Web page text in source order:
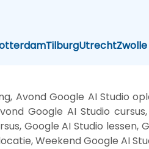
TilburgUtrechtZwolle
Avond Google AI Studio
Google AI Studio
Google AI Studio lessen,
Weekend Google AI